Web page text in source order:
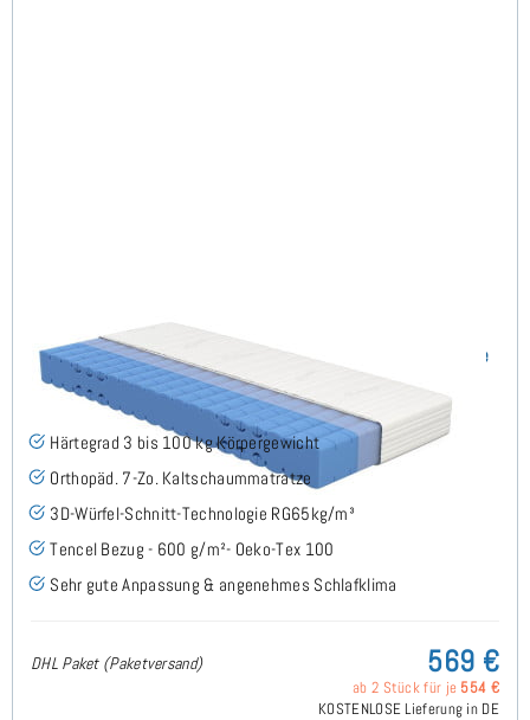
Keru H3 (TENCEL™ Lyocell) RG65 Kaltschaummatratze
100x200 cm - Sonderanfertigung
Härtegrad 3 bis 100 kg Körpergewicht
Orthopäd. 7-Zo. Kaltschaummatratze
3D-Würfel-Schnitt-Technologie RG65kg/m³
Tencel Bezug - 600 g/m²- Oeko-Tex 100
Sehr gute Anpassung & angenehmes Schlafklima
DHL Paket (Paketversand) 569 €
ab 2 Stück für je 554 €
KOSTENLOSE Lieferung in DE